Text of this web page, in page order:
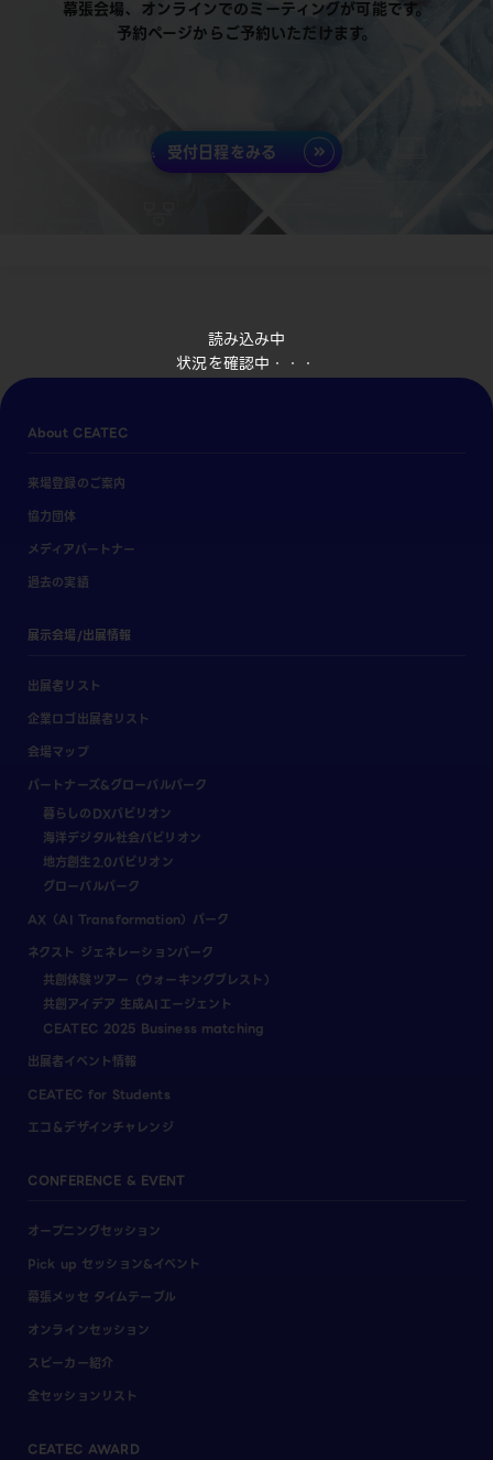
読み込み中
状況を確認中・・・
幕張会場、オンラインでのミーティングが可能です。
予約ページからご予約いただけます。
受付日程をみる
About CEATEC
来場登録のご案内
協力団体
メディアパートナー
過去の実績
展示会場/出展情報
出展者リスト
企業ロゴ出展者リスト
会場マップ
パートナーズ&グローバルパーク
暮らしのDXパビリオン
海洋デジタル社会パビリオン
地方創生2.0パビリオン
グローバルパーク
AX（AI Transformation）パーク
ネクスト ジェネレーションパーク
共創体験ツアー（ウォーキングブレスト）
共創アイデア 生成AIエージェント
CEATEC 2025 Business matching
出展者イベント情報
CEATEC for Students
エコ＆デザインチャレンジ
CONFERENCE & EVENT
オープニングセッション
Pick up セッション&イベント
幕張メッセ タイムテーブル
オンラインセッション
スピーカー紹介
全セッションリスト
CEATEC AWARD